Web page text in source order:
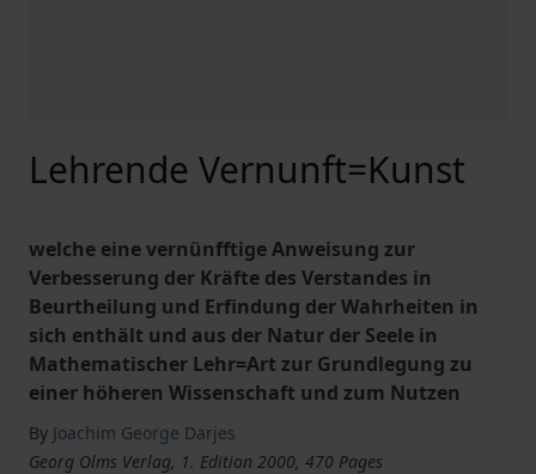
Lehrende Vernunft=Kunst
welche eine vernünfftige Anweisung zur
Verbesserung der Kräfte des Verstandes in
Beurtheilung und Erfindung der Wahrheiten in
sich enthält und aus der Natur der Seele in
Mathematischer Lehr=Art zur Grundlegung zu
einer höheren Wissenschaft und zum Nutzen
By Joachim George Darjes
Georg Olms Verlag, 1. Edition 2000, 470 Pages